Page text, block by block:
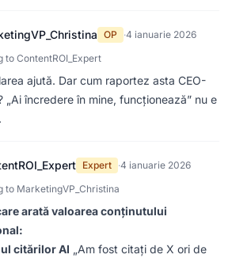
OP ·4 ianuarie 2026
to ContentROI_Expert
ajută. Dar cum raportez asta CEO-
„Ai încredere în mine, funcționează” nu e
Expert ·4 ianuarie 2026
to MarketingVP_Christina
arată valoarea conținutului
citărilor AI „Am fost citați de X ori de